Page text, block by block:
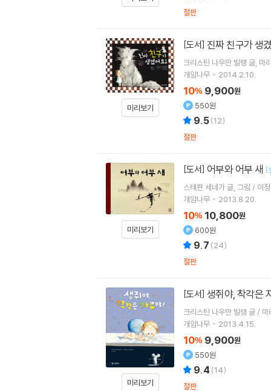
절판
미리보기
[도서] 진짜 친구가 생
크리스틴 나우만 빌맹 글 마
개암나무
2014.2.10.
10% 9,900원
550원
9.5(12)
절판
미리보기
[도서] 어부와 어부 새 [
스테판 세네가 글, 그림 / 이
개암나무
2013.8.20.
10% 10,800원
600원
9.7 (24)
절판
미리보기
[도서] 생쥐야, 착각은
크리스틴 나우만 빌맹 글 /
개암나무
2013.4.15.
10% 9,900원
550원
9.4 (14)
절판